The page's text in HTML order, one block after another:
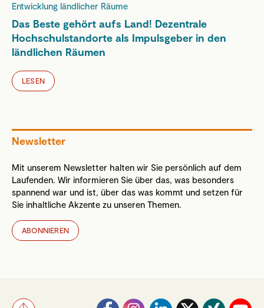
Entwicklung ländlicher Räume
Das Beste gehört aufs Land! Dezentrale
Hochschulstandorte als Impulsgeber in den
ländlichen Räumen
LESEN
Newsletter
Mit unserem Newsletter halten wir Sie persönlich auf dem
Laufenden. Wir informieren Sie über das, was besonders
spannend war und ist, über das was kommt und setzen für
Sie inhaltliche Akzente zu unseren Themen.
ABONNIEREN